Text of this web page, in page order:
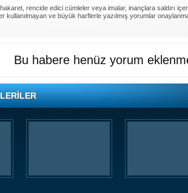
rencide edici cümleler veya imalar, inançlara saldırı
kullanılmayan ve büyük harflerle yazılmış yorumlar
Bu habere henüz yorum